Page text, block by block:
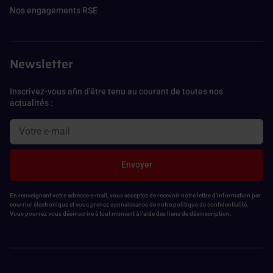
Nos engagements RSE
Newsletter
Inscrivez-vous afin d'être tenu au courant de toutes nos
actualités :
Envoyer
En renseignant votre adresse e-mail, vous acceptez de recevoir notre lettre d'information par
courrier électronique et vous prenez connaissance de notre politique de confidentialité.
Vous pourrez vous désinscrire à tout moment à l'aide des liens de désinscription.